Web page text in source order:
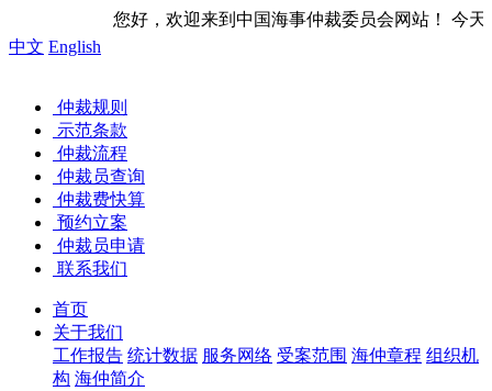
中国海事仲裁委员会网站！ 今天是
中文 English
仲裁规则
示范条款
仲裁流程
仲裁员查询
仲裁费快算
预约立案
仲裁员申请
联系我们
首页
关于我们
工作报告 统计数据 服务网络 受案范围 海仲章程 组织机
构 海仲简介